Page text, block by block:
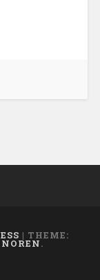
| THEME:
.